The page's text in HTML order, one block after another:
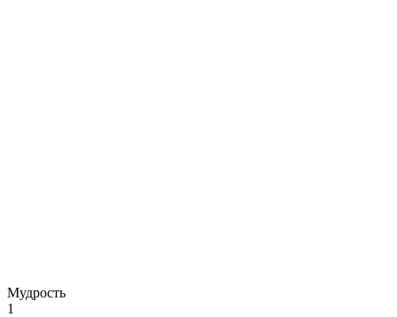
Мудрость
1